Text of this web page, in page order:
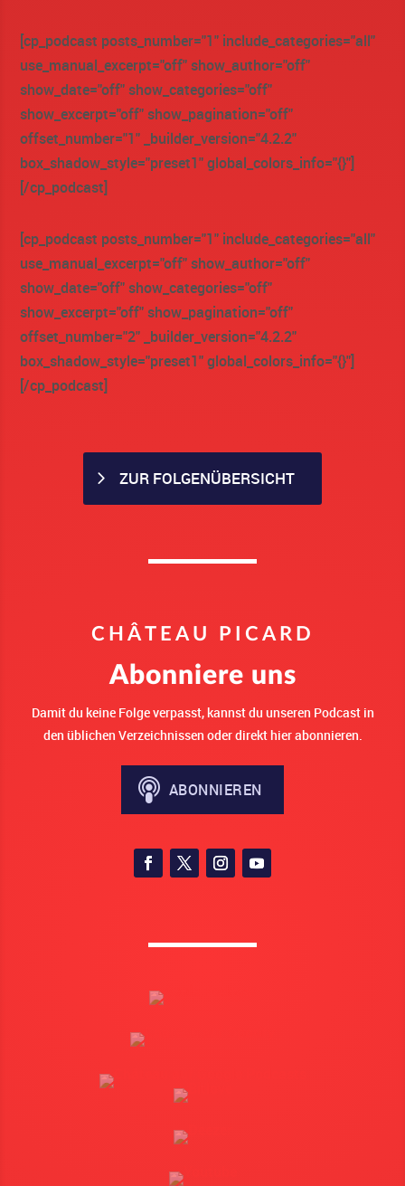
[cp_podcast posts_number="1" include_categories="all"
use_manual_excerpt="off" show_author="off"
show_date="off" show_categories="off"
show_excerpt="off" show_pagination="off"
offset_number="1" _builder_version="4.2.2"
box_shadow_style="preset1" global_colors_info="{}"]
[/cp_podcast]
[cp_podcast posts_number="1" include_categories="all"
use_manual_excerpt="off" show_author="off"
show_date="off" show_categories="off"
show_excerpt="off" show_pagination="off"
offset_number="2" _builder_version="4.2.2"
box_shadow_style="preset1" global_colors_info="{}"]
[/cp_podcast]
ZUR FOLGENÜBERSICHT
CHÂTEAU PICARD
Abonniere uns
Damit du keine Folge verpasst, kannst du unseren Podcast in
den üblichen Verzeichnissen oder direkt hier abonnieren.